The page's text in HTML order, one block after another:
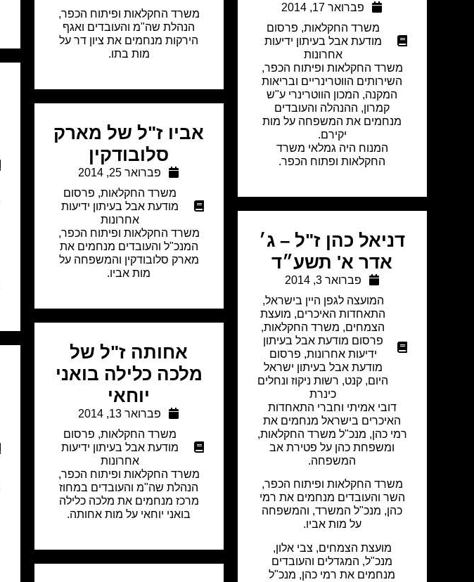
משרד החקלאות ופיתוח הכפר,
הנהלת שה"מ והעובדים ואגף
הירקות מנחמים את ציון דר על
מות בתו.
אביו ז"ל של מארק
סלובודקין
פברואר 25, 2014
משרד החקלאות, פרסום
מודעת אבל בעיתון ידיעות
אחרונות
משרד החקלאות ופיתוח הכפר,
המנכ"ל והעובדים מנחמים את
מארק סלובודקין והמשפחה על
מות אביו.
פברואר 17, 2014
משרד החקלאות, פרסום
מודעת אבל בעיתון ידיעות
אחרונות
משרד החקלאות ופיתוח הכפר,
השירותים הווטרינריים ובריאות
המקנה, המכון הווטרינרי ע"ש
קמרון, ההנהלה והעובדים
מנחמים את המשפחה על מות
יקירם.
המנוח היה גמלאי משרד
החקלאות ופתוח הכפר.
אחותה ז"ל של
מלכה כלילה בואני
יוחאי
פברואר 13, 2014
משרד החקלאות, פרסום
מודעת אבל בעיתון ידיעות
אחרונות
משרד החקלאות ופיתוח הכפר,
הנהלת שה"מ והעובדים במחוז
מרכז מנחמים את מלכה כלילה
בואני יוחאי על מות אחותה.
דניאל כהן ז"ל – ג׳
אדר א' תשע״ד
פברואר 3, 2014
המועצה לגפן היין בישראל,
התאחדות האיכרים, מועצת
הצמחים, משרד החקלאות,
פרסום מודעת אבל בעיתון
ידיעות אחרונות, פרסום
מודעת אבל בעיתון ישראל
היום, קנט, רשות ניקוז ונחלים
כינרת
דובי אמיתי וחברי התאחדות
האיכרים בישראל מנחמים את
רמי כהן, מנכ"ל משרד החקלאות,
ומשפחת כהן על פטירת אב
המשפחה.
משרד החקלאות ופיתוח הכפר,
השר והעובדים מנחמים את רמי
כהן, מנכ"ל המשרד, והמשפחה
על מות אביו.
מועצת הצמחים, צבי אלון,
מנכ"ל, המגדלים והעובדים
מנחמים את רמי כהן, מנכ"ל